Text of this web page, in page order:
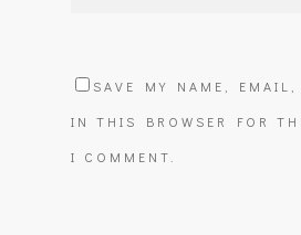
SAVE MY NAME, EMAIL,
IN THIS BROWSER FOR
I COMMENT.